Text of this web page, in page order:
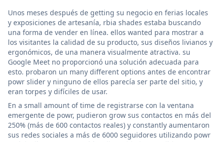
Unos meses después de getting su negocio en ferias locales
y exposiciones de artesanía, rbia shades estaba buscando
una forma de vender en línea. ellos wanted para mostrar a
los visitantes la calidad de su producto, sus diseños livianos y
ergonómicos, de una manera visualmente atractiva. su
Google Meet no proporcionó una solución adecuada para
esto. probaron un many different options antes de encontrar
powr slider y ninguno de ellos parecía ser parte del sitio, y
eran torpes y difíciles de usar.
En a small amount of time de registrarse con la ventana
emergente de powr, pudieron grow sus contactos en más del
250% (más de 600 contactos reales) y constantly aumentaron
sus redes sociales a más de 6000 seguidores utilizando powr